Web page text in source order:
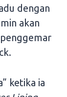
dengan
akan
ketika ia